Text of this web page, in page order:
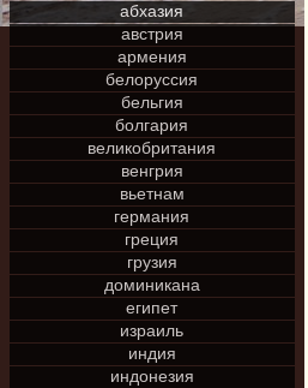
абхазия
австрия
армения
белоруссия
бельгия
болгария
великобритания
венгрия
вьетнам
германия
греция
грузия
доминикана
египет
израиль
индия
индонезия